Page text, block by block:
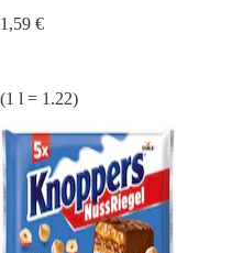
1,59 €
(1 l = 1.22)